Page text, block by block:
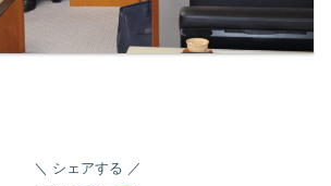
シェアする